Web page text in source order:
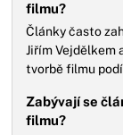
filmu?
Články často
Jiřím Vejdělkem
tvorbě filmu
Zabývají se
filmu?